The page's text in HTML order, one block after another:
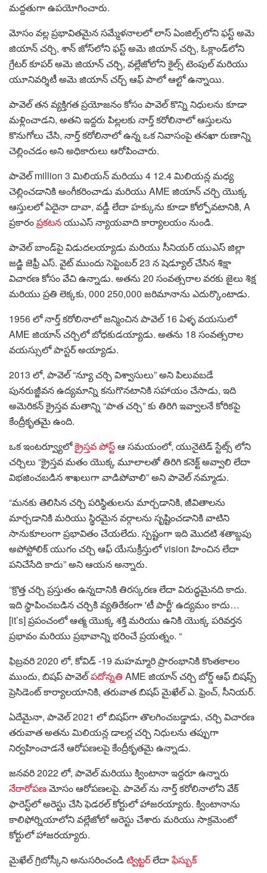
మద్దతుగా ఉపయోగించారు.
మోసం వల్ల ప్రభావితమైన సమ్మేళనాలలో లాస్ ఏంజిల్స్‌లోని ఫస్ట్ అమె
జియాన్ చర్చి, శాన్ జోస్‌లోని ఫస్ట్ అమె జియాన్ చర్చి, ఓక్లాండ్‌లోని
గ్రేటర్ కూపర్ అమె జియాన్ చర్చి, వల్లేజోలోని కైల్స్ టెంపుల్ మరియు
యూనివర్శిటీ అమె జియాన్ చర్చ్ ఆఫ్ పాలో ఆల్టో ఉన్నాయి.
పావెల్ తన వ్యక్తిగత ప్రయోజనం కోసం పావెల్ కొన్ని నిధులను కూడా
మళ్లించాడని, అతని ఇద్దరు పిల్లలకు నార్త్ కరోలినాలో ఆస్తులను
కొనుగోలు చేసి, నార్త్ కరోలినాలో ఉన్న ఒక నివాసంపై తనఖా రుణాన్ని
చెల్లించడం అని అధికారులు ఆరోపించారు.
పావెల్ million 3 మిలియన్ మరియు 4 12.4 మిలియన్ల మధ్య
చెల్లించడానికి అంగీకరించాడు మరియు AME జియాన్ చర్చి యొక్క
ఆస్తులలో ఏదైనా దావా, వడ్డీ లేదా హక్కును కూడా కోల్పోవటానికి, A
ప్రకారంప్రకటనయుఎస్ న్యాయవాది కార్యాలయం నుండి.
పావెల్ బాండ్‌పై విడుదలయ్యాడు మరియు సీనియర్ యుఎస్ జిల్లా
జడ్జి జెఫ్రీ ఎస్. వైట్ ముందు సెప్టెంబర్ 23 న షెడ్యూల్ చేసిన శిక్షా
విచారణ కోసం వేచి ఉన్నాడు. అతను 20 సంవత్సరాల వరకు జైలు శిక్ష
మరియు ప్రతి లెక్కకు, 000 250,000 జరిమానాను ఎదుర్కొంటాడు.
1956 లో నార్త్ కరోలినాలో జన్మించిన పావెల్ 16 ఏళ్ళ వయసులో
AME జియాన్ చర్చిలో బోధకుడయ్యాడు. అతను 18 సంవత్సరాల
వయస్సులో పాస్టర్ అయ్యాడు.
2013 లో, పావెల్ “న్యూ చర్చి విశ్వాసులు” అని పిలువబడే
పునరుజ్జీవన ఉద్యమాన్ని కనుగొనటానికి సహాయం చేసాడు, ఇది
అమెరికన్ క్రైస్తవ మతాన్ని “పాత చర్చి” కు తిరిగి ఇవ్వాలనే కోరికపై
కేంద్రీకృతమై ఉంది.
ఒక ఇంటర్వ్యూలోక్రైస్తవ పోస్ట్ఆ సమయంలో, యునైటెడ్ స్టేట్స్ లోని
చర్చిలు “క్రైస్తవ మతం యొక్క మూలాలతో తిరిగి కనెక్ట్ అవ్వాలి లేదా
విభజించబడిన శాఖలుగా వాడిపోవాలి” అని పావెల్ నమ్మాడు.
“మనకు తెలిసిన చర్చి పరిస్థితులను మార్చడానికి, జీవితాలను
మార్చడానికి మరియు స్థిరమైన వర్గాలను సృష్టించడానికి వాటిని
సానుకూలంగా ప్రభావితం చేయలేదు. స్పష్టంగా ఇది మొదటి శతాబ్దపు
అపోస్టోలిక్ యుగం చర్చి ఆఫ్ యేసుక్రీస్తులో vision హించిన లేదా
పనిచేసేది కాదు” అని ఆయన అన్నారు.
“క్రొత్త చర్చి ప్రస్తుతం ఉన్నదానికి తిరస్కరణ లేదా విరుద్ధమైనది కాదు.
ఇది స్థాపించబడిన చర్చికి వ్యతిరేకంగా 'టీ పార్టీ' ఉద్యమం కాదు…
[it’s] ప్రపంచంలో ఆత్మ యొక్క శక్తి మరియు ఉనికి యొక్క పరివర్తన
ప్రభావం మరియు ప్రభావాన్ని భరించే ప్రయత్నం. “
ఫిబ్రవరి 2020 లో, కోవిడ్ -19 మహమ్మారి ప్రారంభానికి కొంతకాలం
ముందు, బిషప్ పావెల్పదోన్నతి AME జియాన్ చర్చి బోర్డ్ ఆఫ్ బిషప్స్
ప్రెసిడెంట్ కార్యాలయానికి, తరువాత బిషప్ మైఖేల్ ఎ. ఫ్రెంచ్, సీనియర్.
ఏదేమైనా, పావెల్ 2021 లో బిషప్‌గా తొలగించబడ్డాడు, చర్చి విచారణ
తరువాత అతను మిలియన్ల డాలర్ల చర్చి నిధులను తప్పుగా
నిర్వహించాడనే ఆరోపణలపై కేంద్రీకృతమై ఉన్నాడు.
జనవరి 2022 లో, పావెల్ మరియు క్వింటానా ఇద్దరూ ఉన్నారు
నేరారోపణమోసం ఆరోపణలపై. పావెల్ ను నార్త్ కరోలినాలోని వేక్
ఫారెస్ట్‌లో అరెస్టు చేసి ఫెడరల్ కోర్టులో హాజరయ్యారు. క్వింటానాను
కాలిఫోర్నియాలోని వల్లేజోలో అరెస్టు చేశారు మరియు సాక్రమెంటో
కోర్టులో హాజరయ్యారు.
మైఖేల్ గ్రిబోస్కీని అనుసరించండిట్విట్టర్లేదాఫేస్బుక్